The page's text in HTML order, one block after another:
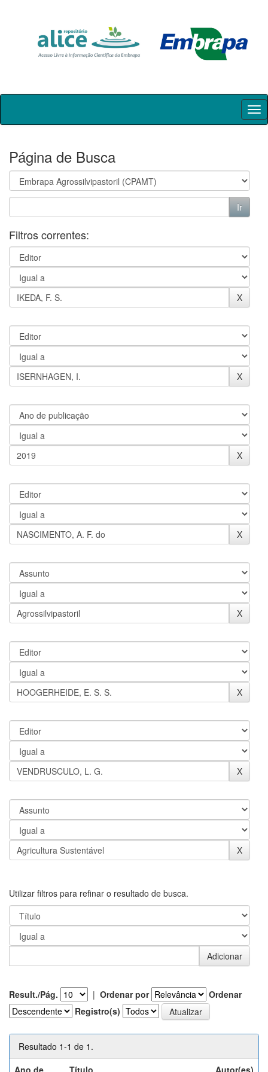
Skip
Página de Busca
Filtros correntes:
Utilizar filtros para refinar o resultado de busca.
Result./Pág. | Ordenar por
Ordenar
Registro(s)
Resultado 1-1 de 1.
Ano de
Título Autor(es)